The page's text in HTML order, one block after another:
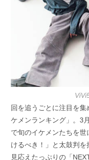
回を追うごとに注目を
ケメンランキング」。3
で旬のイケメンたちを
けるべき！」と太鼓判を
見応えたっぷりの「